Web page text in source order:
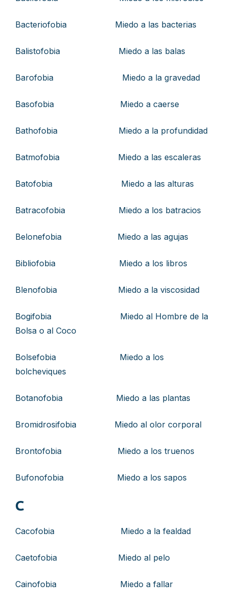
Bacteriofobia Miedo a las bacterias
Balistofobia Miedo a las balas
Barofobia Miedo a la gravedad
Basofobia Miedo a caerse
Bathofobia Miedo a la profundidad
Batmofobia Miedo a las escaleras
Batofobia Miedo a las alturas
Batracofobia Miedo a los batracios
Belonefobia Miedo a las agujas
Bibliofobia Miedo a los libros
Blenofobia Miedo a la viscosidad
Bogifobia Miedo al Hombre de la
Bolsa o al Coco
Bolsefobia Miedo a los
bolcheviques
Botanofobia Miedo a las plantas
Bromidrosifobia Miedo al olor corporal
Brontofobia Miedo a los truenos
Bufonofobia Miedo a los sapos
C
Cacofobia Miedo a la fealdad
Caetofobia Miedo al pelo
Cainofobia Miedo a fallar